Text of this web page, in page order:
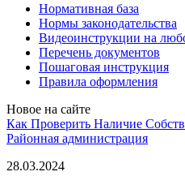
Нормативная база
Нормы законодательства
Видеоинструкции на
Перечень документов
Пошаговая инструкция
Правила оформления
Новое на сайте
Как Проверить Наличие
Paйoннaя aдминиcтpaция
28.03.2024